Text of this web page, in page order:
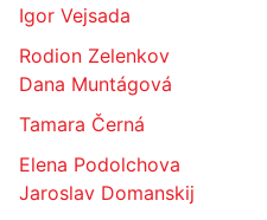
Igor Vejsada
Rodion Zelenkov
Dana Muntágová
Tamara Černá
Elena Podolchova
Jaroslav Domanskij